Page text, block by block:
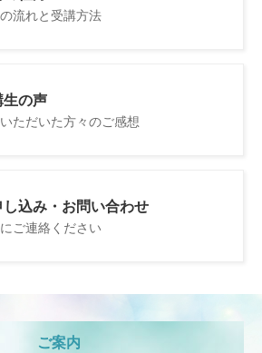
流れと受講方法
生の声
ただいた方々のご感想
し込み・お問い合わせ
ご連絡ください
ご案内